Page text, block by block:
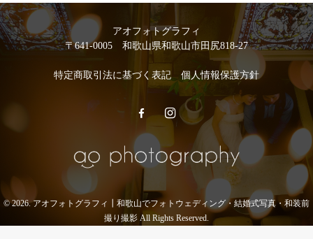
アオフォトグラフィ
〒641-0005 和歌山県和歌山市田尻818-27
特定商取引法に基づく表記 個人情報保護方針
© 2026. アオフォトグラフィ┃和歌山でフォトウェディング・結婚式写真・和装前
撮り撮影 All Rights Reserved.